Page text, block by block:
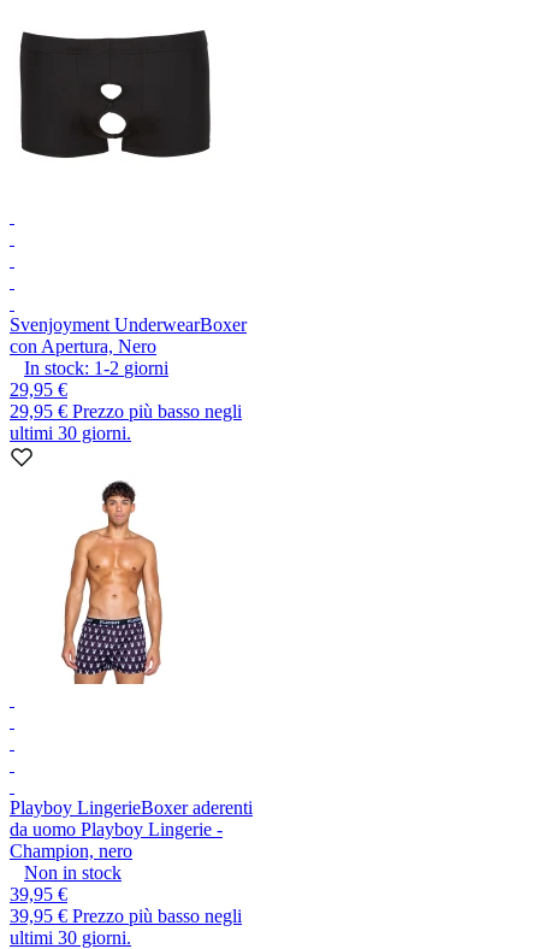
Svenjoyment UnderwearBoxer
con Apertura, Nero
In stock: 1-2 giorni
29,95 €
29,95 € Prezzo più basso negli
ultimi 30 giorni.
Playboy LingerieBoxer aderenti
da uomo Playboy Lingerie -
Champion, nero
Non in stock
39,95 €
39,95 € Prezzo più basso negli
ultimi 30 giorni.